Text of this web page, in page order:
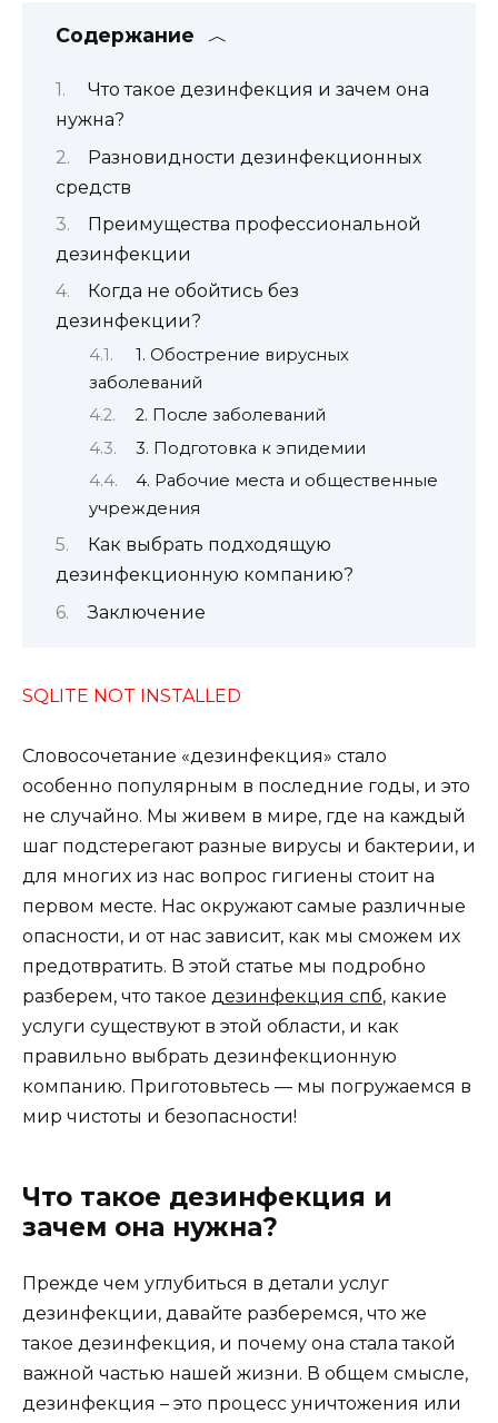
Содержание
Что такое дезинфекция и зачем она
нужна?
Разновидности дезинфекционных
средств
Преимущества профессиональной
дезинфекции
Когда не обойтись без
дезинфекции?
1. Обострение вирусных
заболеваний
2. После заболеваний
3. Подготовка к эпидемии
4. Рабочие места и общественные
учреждения
Как выбрать подходящую
дезинфекционную компанию?
Заключение
SQLITE NOT INSTALLED
Словосочетание «дезинфекция» стало
особенно популярным в последние годы, и это
не случайно. Мы живем в мире, где на каждый
шаг подстерегают разные вирусы и бактерии, и
для многих из нас вопрос гигиены стоит на
первом месте. Нас окружают самые различные
опасности, и от нас зависит, как мы сможем их
предотвратить. В этой статье мы подробно
разберем, что такое дезинфекция спб, какие
услуги существуют в этой области, и как
правильно выбрать дезинфекционную
компанию. Приготовьтесь — мы погружаемся в
мир чистоты и безопасности!
Что такое дезинфекция и
зачем она нужна?
Прежде чем углубиться в детали услуг
дезинфекции, давайте разберемся, что же
такое дезинфекция, и почему она стала такой
важной частью нашей жизни. В общем смысле,
дезинфекция – это процесс уничтожения или